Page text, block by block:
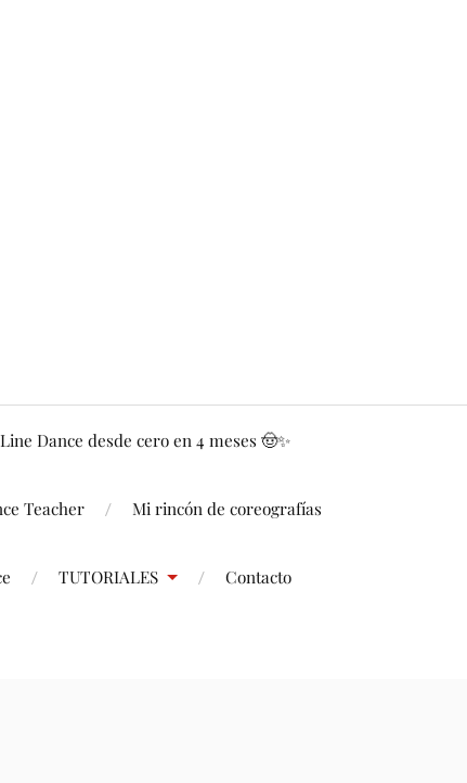
Dance desde cero en 4 meses 🤠✨
Teacher Mi rincón de coreografías
TUTORIALES Contacto